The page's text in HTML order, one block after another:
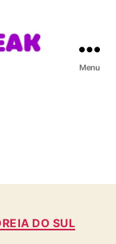
Menu
DO SUL